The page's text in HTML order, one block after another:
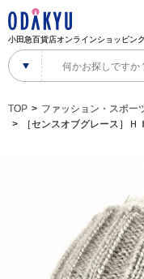
小田急百貨店オンラインショッピン
TOP ファッション・スポー
［センスオブグレース］